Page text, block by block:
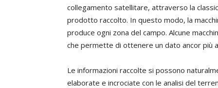
collegamento satellitare, attraverso la
prodotto raccolto. In questo modo, la
produce ogni zona del campo. Alcune
che permette di ottenere un dato ancor più
Le informazioni raccolte si possono
elaborate e incrociate con le analisi del